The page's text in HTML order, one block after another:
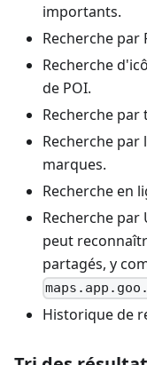
importants.
Recherche par
Recherche
de POI.
Recherche par
Recherche par
marques.
Recherche en
Recherche par
peut
partagés, y
Historique de